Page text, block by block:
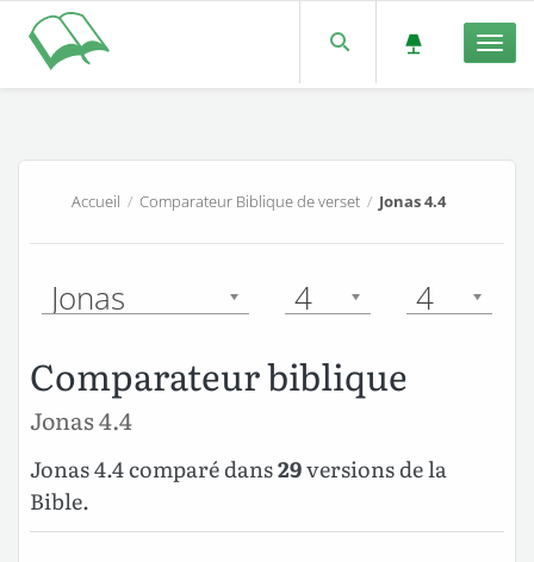
Accueil /Comparateur Biblique de verset / Jonas 4.4
Jonas 4 4
Comparateur biblique
Jonas 4.4
Jonas 4.4 comparé dans29versions de la
Bible.